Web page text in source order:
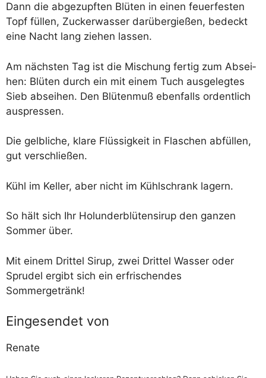
Dann die abge­zupf­ten Blü­ten in einen feu­er­fes­ten
Topf fül­len, Zucker­was­ser dar­über­gie­ßen, bedeckt
eine Nacht lang zie­hen lassen.
Am nächs­ten Tag ist die Mischung fer­tig zum Absei­
hen: Blü­ten durch ein mit einem Tuch aus­ge­leg­tes
Sieb absei­hen. Den Blü­ten­muß eben­falls ordent­lich
auspressen.
Die gelb­li­che, kla­re Flüs­sig­keit in Fla­schen abfül­len,
gut verschließen.
Kühl im Kel­ler, aber nicht im Kühl­schrank lagern.
So hält sich Ihr Holun­der­blü­ten­si­rup den gan­zen
Som­mer über.
Mit einem Drit­tel Sirup, zwei Drit­tel Was­ser oder
Spru­del ergibt sich ein erfri­schen­des
Sommergetränk!
Eingesendet von
Rena­te